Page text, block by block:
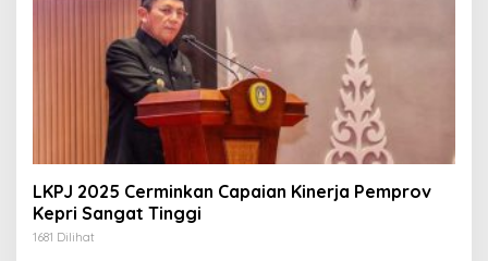
LKPJ 2025 Cerminkan Capaian Kinerja Pemprov
Kepri Sangat Tinggi
1681 Dilihat